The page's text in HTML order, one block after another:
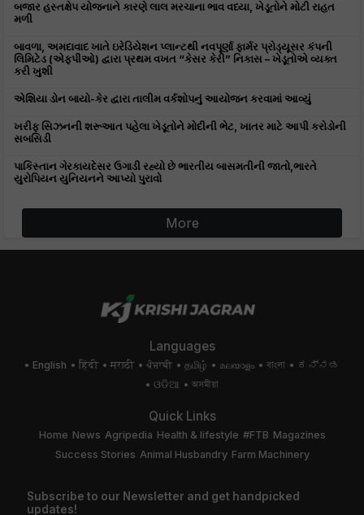
બજાર હસ્તક્ષેપ યોજનાને કારણે લાલ મરચાના ભાવ વધ્યા, ખેડૂતોને મોટી રાહત
મળી
બાવળા, અમદાવાદ ખાતે ઇરેડિયેશન પ્લાન્ટથી નવપૂર્ણા ફાર્મર પ્રોડ્યૂસર કંપની
લિમિટેડ (એફપીઓ) દ્વારા પ્રથમ વખત “કેસર કેરી” નિકાસ – ખેડૂતોએ વ્યક્ત
કરી ખુશી
એશિયા ડોન બાયો-કેર દ્વારા તાલીમ વર્કશોપનું આયોજન કરવામાં આવ્યું
ખરીફ સિઝનની શરૂઆત પહેલા ખેડૂતોને મોદીની ભેટ, ખાતર માટે આપી કરોડોની
સબસિડી
પાકિસ્તાન ગેરકાયદેસર ઉગાડી રહ્યો છે ભારતીય બાસમતીની જાતો,ભારતે
યુરોપિયન યુનિયનને આપ્યો પુરાવો
More
Languages
English हिंदी मराठी ਪੰਜਾਬੀ தமிழ் മലയാളം বাংলা
ಕನ್ನಡ
ଓଡିଆ
অসমীয়া
Quick Links
Home News Agripedia Health & lifestyle #FTB Magazines
Success Stories Animal Husbandry Farm Machinery
Subscribe to our Newsletter and get handpicked
updates!